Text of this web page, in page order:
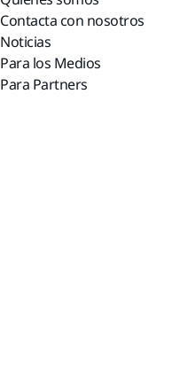
Contacta con nosotros
Noticias
Para los Medios
Para Partners